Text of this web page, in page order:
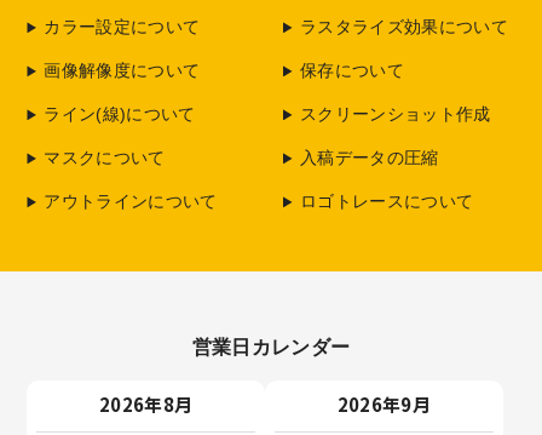
カラー設定について
画像解像度について
ライン(線)について
マスクについて
アウトラインについて
ラスタライズ効果について
保存について
スクリーンショット作成
入稿データの圧縮
ロゴトレースについて
営業日カレンダー
2026年8月 2026年9月